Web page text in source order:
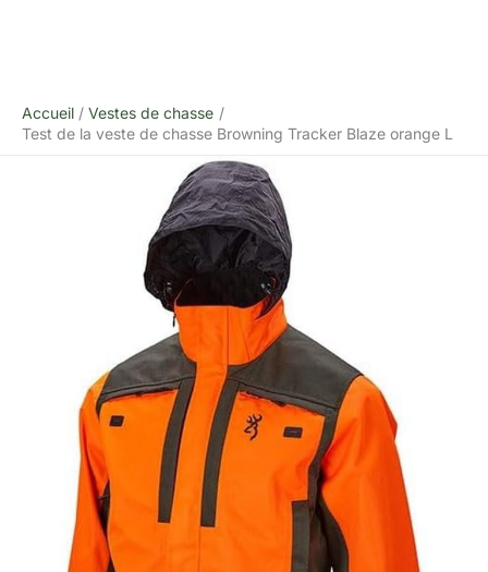
Accueil
Vestes de chasse
Test de la veste de chasse Browning Tracker Blaze orange L